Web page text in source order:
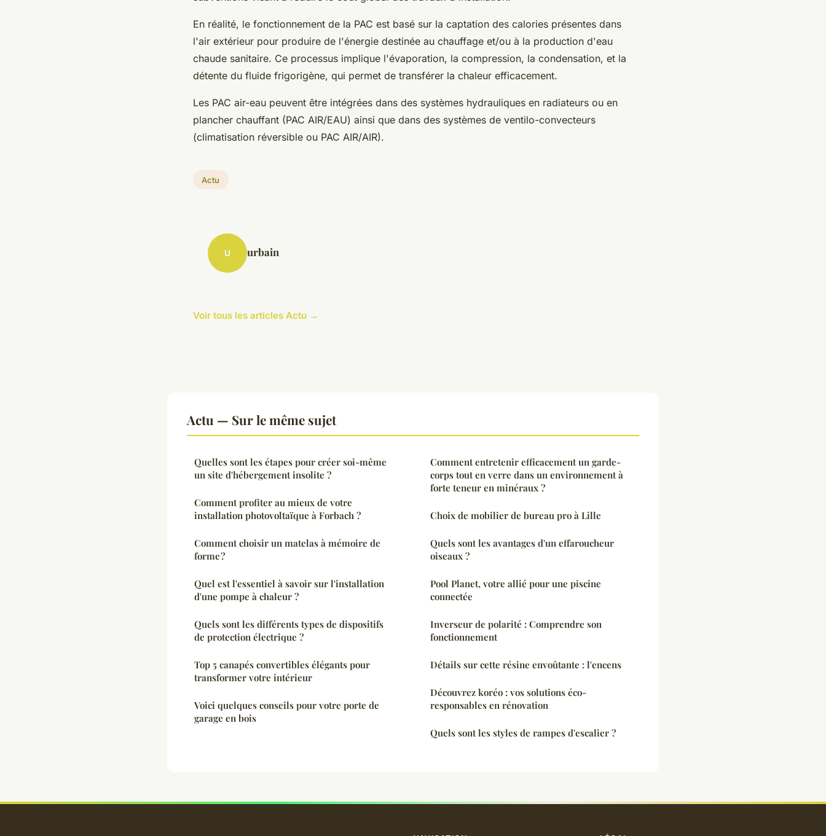
En réalité, le fonctionnement de la PAC est basé sur la captation des calories présentes dans
l'air extérieur pour produire de l'énergie destinée au chauffage et/ou à la production d'eau
chaude sanitaire. Ce processus implique l'évaporation, la compression, la condensation, et la
détente du fluide frigorigène, qui permet de transférer la chaleur efficacement.
Les PAC air-eau peuvent être intégrées dans des systèmes hydrauliques en radiateurs ou en
plancher chauffant (PAC AIR/EAU) ainsi que dans des systèmes de ventilo-convecteurs
(climatisation réversible ou PAC AIR/AIR).
Actu
U urbain
Voir tous les articles Actu →
Actu — Sur le même sujet
Quelles sont les étapes pour créer soi-même
un site d'hébergement insolite ?
Comment profiter au mieux de votre
installation photovoltaïque à Forbach ?
Comment choisir un matelas à mémoire de
forme ?
Quel est l'essentiel à savoir sur l'installation
d'une pompe à chaleur ?
Quels sont les différents types de dispositifs
de protection électrique ?
Top 5 canapés convertibles élégants pour
transformer votre intérieur
Voici quelques conseils pour votre porte de
garage en bois
Comment entretenir efficacement un garde-
corps tout en verre dans un environnement à
forte teneur en minéraux ?
Choix de mobilier de bureau pro à Lille
Quels sont les avantages d'un effaroucheur
oiseaux ?
Pool Planet, votre allié pour une piscine
connectée
Inverseur de polarité : Comprendre son
fonctionnement
Détails sur cette résine envoûtante : l'encens
Découvrez koréo : vos solutions éco-
responsables en rénovation
Quels sont les styles de rampes d'escalier ?